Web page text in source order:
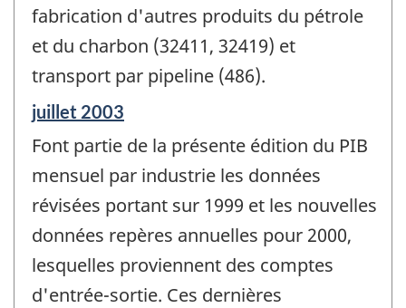
fabrication d'autres produits du pétrole
et du charbon (32411, 32419) et
transport par pipeline (486).
Période
référence
de
changement
-
juillet 2003
Font partie de la présente édition du PIB
mensuel par industrie les données
révisées portant sur 1999 et les nouvelles
données repères annuelles pour 2000,
lesquelles proviennent des comptes
d'entrée-sortie. Ces dernières